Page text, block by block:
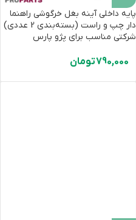
پایه داخلی آینه بغل خرگوشی راهنما
دار چپ و راست (بسته‌بندی 2 عددی)
شرکتی مناسب برای پژو پارس
790,000تومان